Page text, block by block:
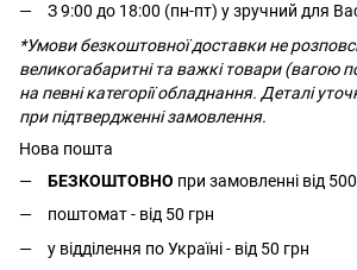
З 9:00 до 18:00 (пн-пт) у зручний для
*Умови безкоштовної доставки не
великогабаритні та важкі товари (вагою
на певні категорії обладнання. Деталі
при підтвердженні замовлення.
Нова пошта
БЕЗКОШТОВНО при замовленні від
поштомат - від 50 грн
у відділення по Україні - від 50 грн